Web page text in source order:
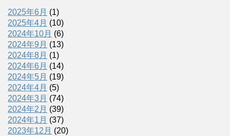
2025年6月 (1)
2025年4月 (10)
2024年10月 (6)
2024年9月 (13)
2024年8月 (1)
2024年6月 (14)
2024年5月 (19)
2024年4月 (5)
2024年3月 (74)
2024年2月 (39)
2024年1月 (37)
2023年12月 (20)